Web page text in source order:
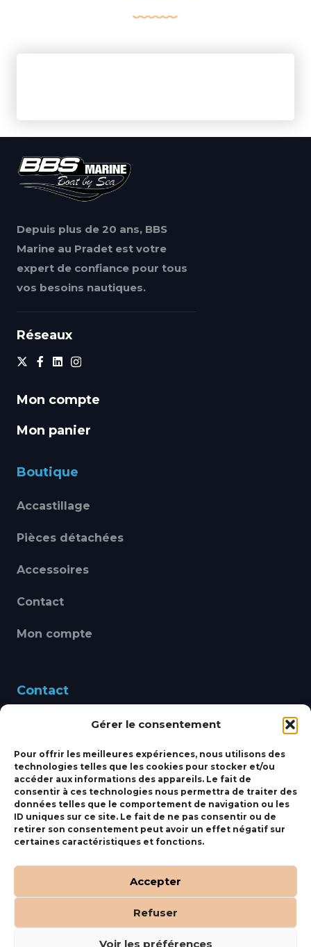
Gérer le consentement
Pour offrir les meilleures expériences, nous utilisons des
technologies telles que les cookies pour stocker et/ou
accéder aux informations des appareils. Le fait de
consentir à ces technologies nous permettra de traiter des
données telles que le comportement de navigation ou les
ID uniques sur ce site. Le fait de ne pas consentir ou de
retirer son consentement peut avoir un effet négatif sur
certaines caractéristiques et fonctions.
Accepter
Refuser
Voir les préférences
Depuis plus de 20 ans, BBS
Marine au Pradet est votre
expert de confiance pour tous
vos besoins nautiques.
Réseaux
Mon compte
Mon panier
Boutique
Accastillage
Pièces détachées
Accessoires
Contact
Mon compte
Contact
460 Avenue Alain Le
bbsmarine@bbs-
marine.fr
Fixe:04 27 50 24 50
Mobile:06 69 44 48 83
Orocom .